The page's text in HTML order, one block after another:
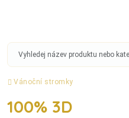
Vánoční stromky
100% 3D